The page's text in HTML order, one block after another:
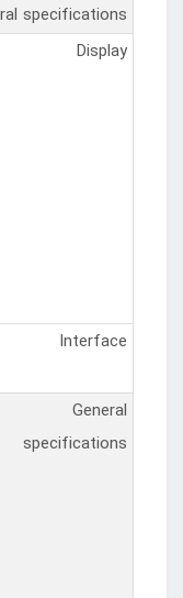
specifications
Display
Interface
General
specifications